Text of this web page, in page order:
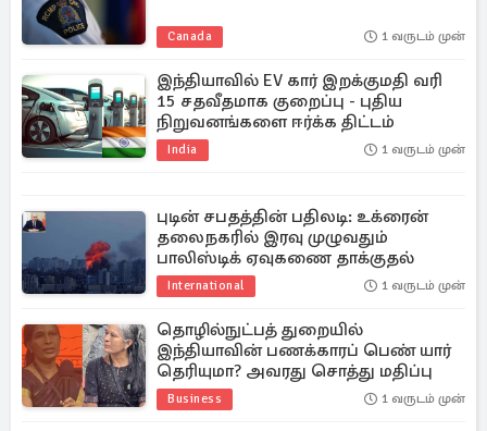
Canada 1 வருடம் முன்
இந்தியாவில் EV கார் இறக்குமதி வரி
15 சதவீதமாக குறைப்பு - புதிய
நிறுவனங்களை ஈர்க்க திட்டம்
India 1 வருடம் முன்
புடின் சபதத்தின் பதிலடி: உக்ரைன்
தலைநகரில் இரவு முழுவதும்
பாலிஸ்டிக் ஏவுகணை தாக்குதல்
International 1 வருடம் முன்
தொழில்நுட்பத் துறையில்
இந்தியாவின் பணக்காரப் பெண் யார்
தெரியுமா? அவரது சொத்து மதிப்பு
Business 1 வருடம் முன்